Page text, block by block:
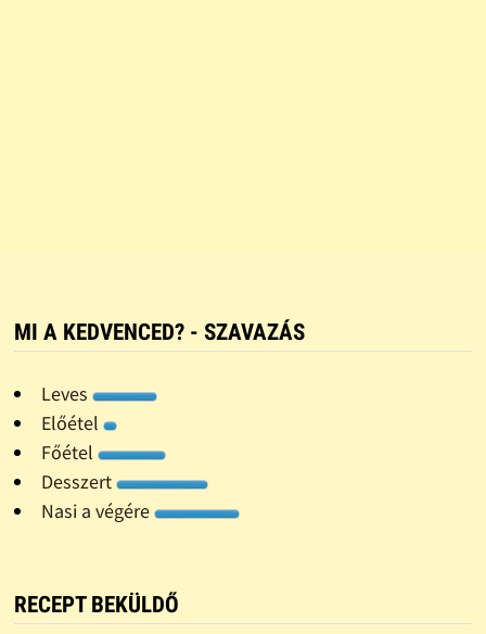
MI A KEDVENCED? - SZAVAZÁS
Leves
Előétel
Főétel
Desszert
Nasi a végére
RECEPT BEKÜLDŐ